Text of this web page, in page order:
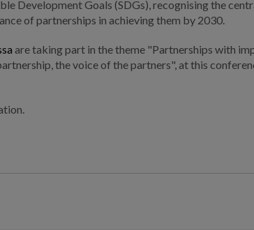
Development Goals (SDGs), recognising the
of partnerships in achieving them by 2030.
are taking part in the theme "Partnerships with
the voice of the partners", at this